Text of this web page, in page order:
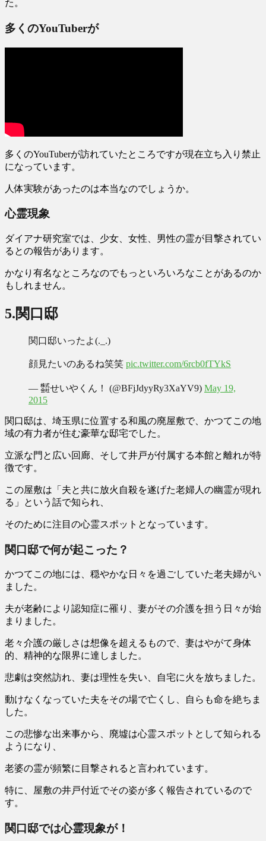
た。
多くのYouTuberが
多くのYouTuberが訪れていたところですが現在立ち入り禁止
になっています。
人体実験があったのは本当なのでしょうか。
心霊現象
ダイアナ研究室では、 少女、女性、男性の霊が目撃されてい
る との報告があります。
かなり有名なところなのでもっといろいろなことがあるのか
もしれません。
5.関口邸
関口邸いったよ(._.)
顔見たいのあるね笑笑 pic.twitter.com/6rcb0fTYkS
— ㍿せいやくん！ (@BFjJdyyRy3XaYV9) May 19,
2015
関口邸は、埼玉県に位置する和風の廃屋敷で、かつてこの地
域の有力者が住む豪華な邸宅でした。
立派な門と広い回廊、そして井戸が付属する本館と離れが特
徴です。
この屋敷は「 夫と共に放火自殺を遂げた老婦人の幽霊が現れ
る 」という話で知られ、
そのために注目の心霊スポットとなっています。
関口邸で何が起こった？
かつてこの地には、穏やかな日々を過ごしていた老夫婦がい
ました。
夫が老齢により認知症に罹り、妻がその介護を担う日々が始
まりました。
老々介護の厳しさは想像を超えるもので、妻はやがて身体
的、 精神的な限界に達しました。
悲劇は突然訪れ、妻は理性を失い、自宅に火を放ちました。
動けなくなっていた夫をその場で亡くし、自らも命を絶ちま
した。
この悲惨な出来事から、 廃墟は心霊スポットとして知られる
ようになり、
老婆の霊が頻繁に目撃されると言われています。
特に、屋敷の井戸付近でその姿が多く報告されているので
す。
関口邸では心霊現象が！